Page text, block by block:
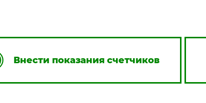
Внести показания счетчиков